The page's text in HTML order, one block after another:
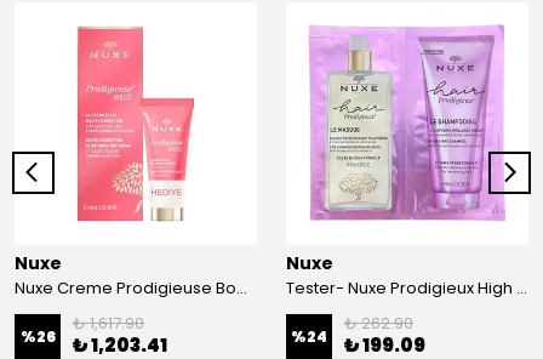
Nuxe
Nuxe Creme Prodigieuse Boost Glow Boosting Cream 40 ml Night Recovery Oil Balm 15 ml HEDİYE
%26
₺ 1,617.90
₺ 1,203.41
Nuxe
Tester- Nuxe Prodigieux High Shine - Parlaklık Veren Saç Bakım Kiti
%24
₺ 262.90
₺ 199.09